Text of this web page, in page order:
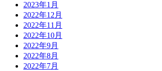
2023年1月
2022年12月
2022年11月
2022年10月
2022年9月
2022年8月
2022年7月